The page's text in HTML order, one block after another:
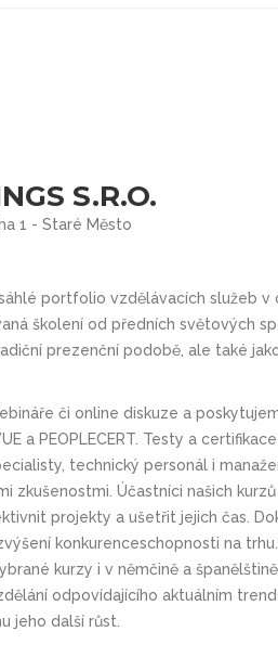
S.R.O.
1 - Staré Město
portfolio vzdělávacích služeb v
školení od předních světových
prezenční podobě , ale také
či online diskuze a
a PEOPLECERT . Testy a
technický personál i
Účastníci našich
projekty a ušetřit jejich čas.
konkurenceschop­nosti na
kurzy i v němčině a
odpovídajícího aktuálním
jeho další růst.